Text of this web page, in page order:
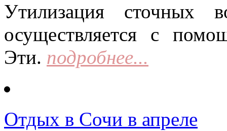
Утилизация сточных
осуществляется с
Эти. подробнее...
Отдых в Сочи в апреле